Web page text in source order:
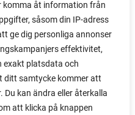
komma åt information från
såsom din IP-adress
ge dig personliga annonser
effektivitet,
exakt platsdata och
ditt samtycke kommer att
kan ändra eller återkalla
att klicka på knappen